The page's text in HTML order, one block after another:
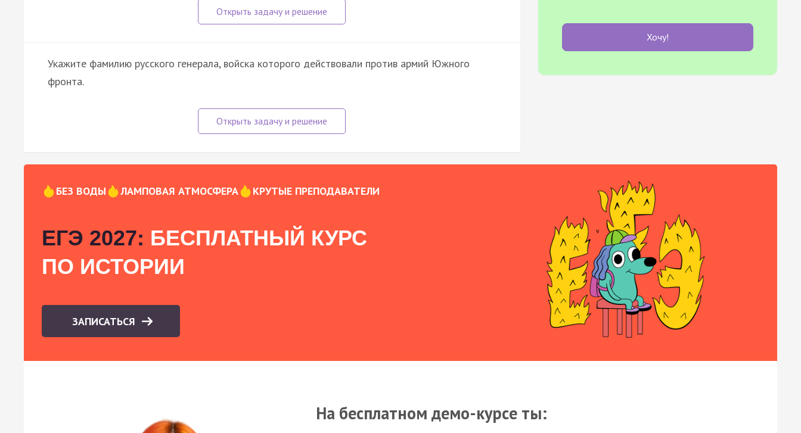
Укажите фамилию русского генерала, войска которого действовали против армий Южного
фронта.
Хочу!
БЕЗ ВОДЫ ЛАМПОВАЯ АТМОСФЕРА КРУТЫЕ ПРЕПОДАВАТЕЛИ
ЕГЭ 2027: БЕСПЛАТНЫЙ КУРС
ПО ИСТОРИИ
ЗАПИСАТЬСЯ
На бесплатном демо-курсе ты: